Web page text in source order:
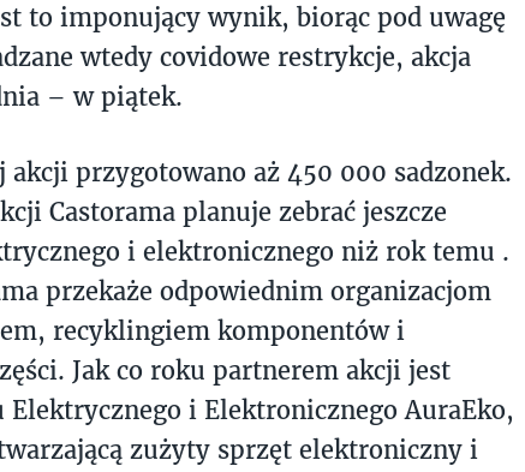
to imponujący wynik, biorąc pod uwagę
wtedy covidowe restrykcje, akcja
– w piątek.
akcji przygotowano aż 450 000 sadzonek.
Castorama planuje zebrać jeszcze
i elektronicznego niż rok temu .
przekaże odpowiednim organizacjom
recyklingiem komponentów i
Jak co roku partnerem akcji jest
Elektrycznego i Elektronicznego AuraEko,
zużyty sprzęt elektroniczny i